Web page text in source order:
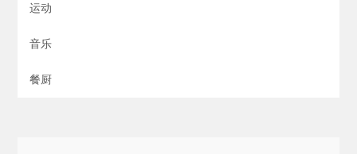
运动
音乐
餐厨